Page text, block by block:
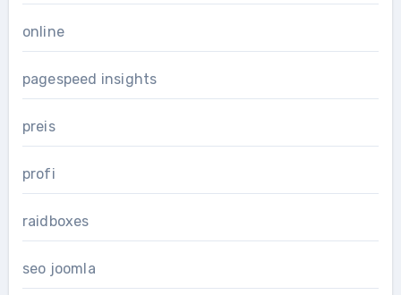
online
pagespeed insights
preis
profi
raidboxes
seo joomla